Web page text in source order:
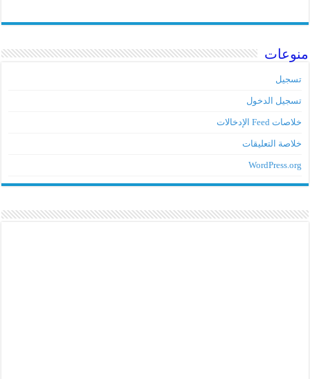
منوعات
تسجيل
تسجيل الدخول
خلاصات Feed الإدخالات
خلاصة التعليقات
WordPress.org